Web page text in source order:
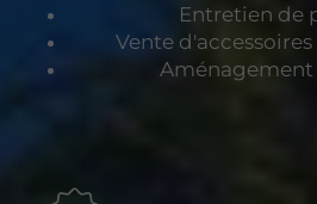
Entretien de
Vente
Aménagement